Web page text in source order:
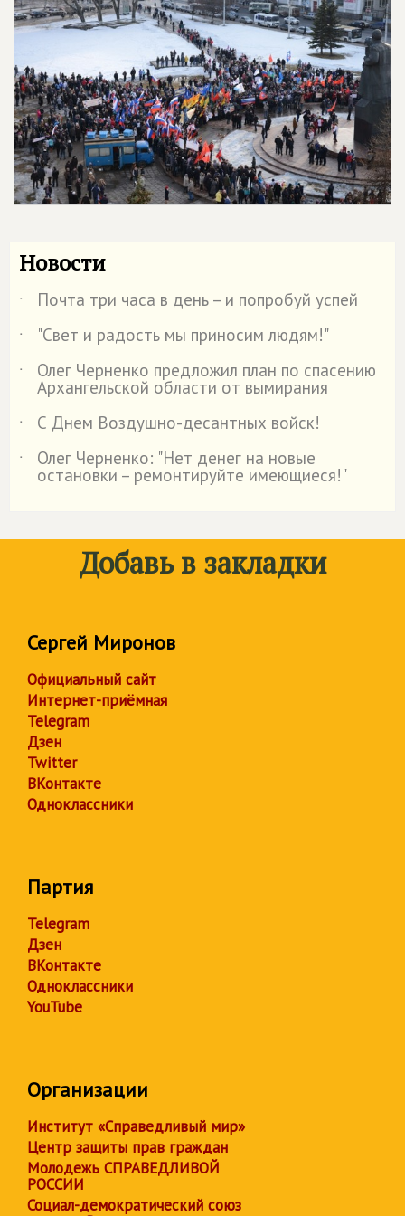
Новости
˙
Почта три часа в день – и попробуй успей
˙
"Свет и радость мы приносим людям!"
˙
Олег Черненко предложил план по спасению
Архангельской области от вымирания
˙
С Днем Воздушно-десантных войск!
˙
Олег Черненко: "Нет денег на новые
остановки – ремонтируйте имеющиеся!"
Добавь в закладки
Сергей Миронов
Официальный сайт
Интернет-приёмная
Telegram
Дзен
Twitter
ВКонтакте
Одноклассники
Партия
Telegram
Дзен
ВКонтакте
Одноклассники
YouTube
Организации
Институт «Справедливый мир»
Центр защиты прав граждан
Молодежь СПРАВЕДЛИВОЙ
РОССИИ
Социал-демократический союз